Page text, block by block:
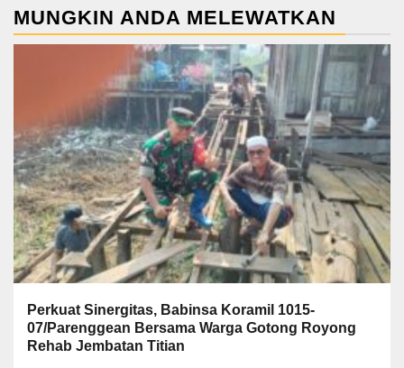
MUNGKIN ANDA MELEWATKAN
Perkuat Sinergitas, Babinsa Koramil 1015-
07/Parenggean Bersama Warga Gotong Royong
Rehab Jembatan Titian